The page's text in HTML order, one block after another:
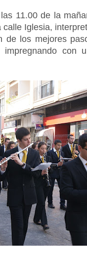
11.00 de la
calle Iglesia,
de los mejores
impregnando con